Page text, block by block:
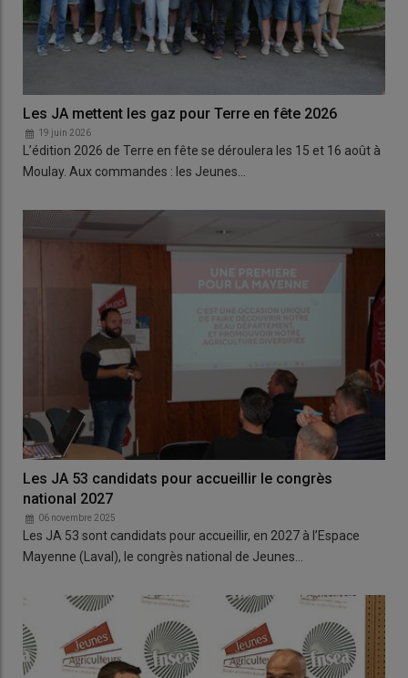
Les JA mettent les gaz pour Terre en fête 2026
19 juin 2026
L’édition 2026 de Terre en fête se déroulera les 15 et 16 août à
Moulay. Aux commandes : les Jeunes…
Les JA 53 candidats pour accueillir le congrès
national 2027
06 novembre 2025
Les JA 53 sont candidats pour accueillir, en 2027 à l’Espace
Mayenne (Laval), le congrès national de Jeunes…